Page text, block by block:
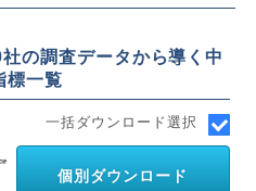
の調査データから導く中
標一覧
一括ダウンロード選択
個別ダウンロード